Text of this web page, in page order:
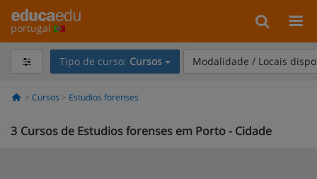
portugal
Tipo de curso: Cursos Modalidade / Locais
Cursos Estudios forenses
3 Cursos de Estudios forenses em Porto - Cidade